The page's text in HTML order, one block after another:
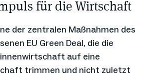
für die Wirtschaft
der zentralen Maßnahmen des
EU Green Deal, die die
auf eine
trimmen und nicht zuletzt